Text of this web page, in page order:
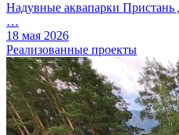
Надувные аквапарки Пристань
…
18 мая 2026
Реализованные проекты